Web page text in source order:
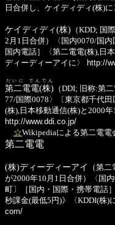
日合併し、ケイディディ(株)に
ケイディディ(株) （KDD; 国
2月1日合併）〈国内0070/国
国内電話］〈第二電電(株),日
ディーディーアイに〉
http://
第二電電(株)
だいに でんでん
（DDI; 旧称:第
77/国際0078〉〔東京都千代
(株),日本移動通信(株)と2000
http://www.ddi.co.jp/
☆Wikipediaによる第二電電
第二電電
(株)ディーディーアイ
（第
が2000年10月1日合併）〈国
町〕［国内・国際・携帯電話
秒課金(最低5円)》〈KDDI(株)
com/